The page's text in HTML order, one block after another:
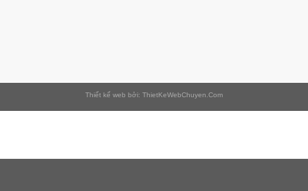
Thiết kế web bởi: ThietKeWebChuyen.Com